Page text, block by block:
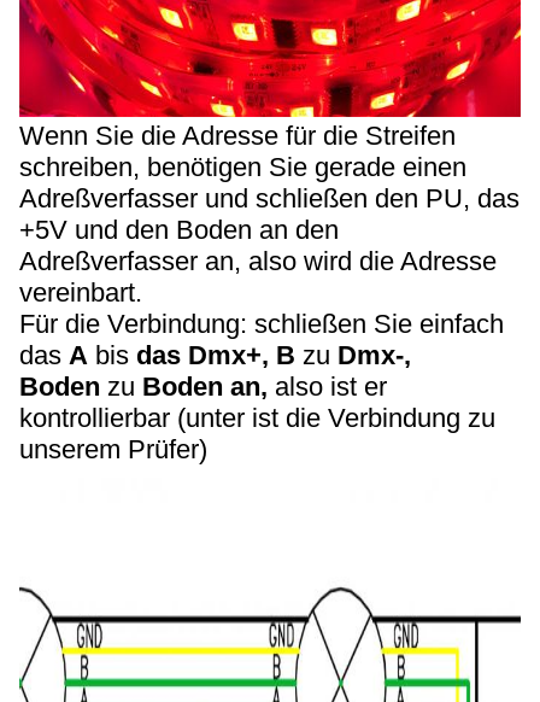
Wenn Sie die Adresse für die Streifen
schreiben, benötigen Sie gerade einen
Adreßverfasser und schließen den PU, das
+5V und den Boden an den
Adreßverfasser an, also wird die Adresse
vereinbart.
Für die Verbindung: schließen Sie einfach
das A bis das Dmx+, B zu Dmx-,
Boden zu Boden an, also ist er
kontrollierbar (unter ist die Verbindung zu
unserem Prüfer)